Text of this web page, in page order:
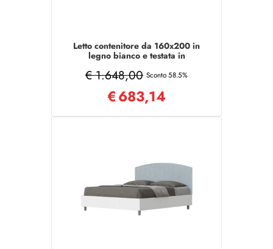
Letto contenitore da 160x200 in
legno bianco e testata in
€ 1.648,00 Sconto 58.5%
€683,14